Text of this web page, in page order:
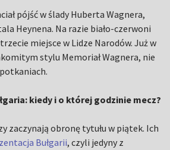
pójść w ślady Huberta Wagnera,
Heynena. Na razie biało-czerwoni
miejsce w Lidze Narodów. Już w
stylu Memoriał Wagnera, nie
kiedy i o której godzinie mecz?
zaczynają obronę tytułu w piątek. Ich
Bułgarii, czyli jedyny z